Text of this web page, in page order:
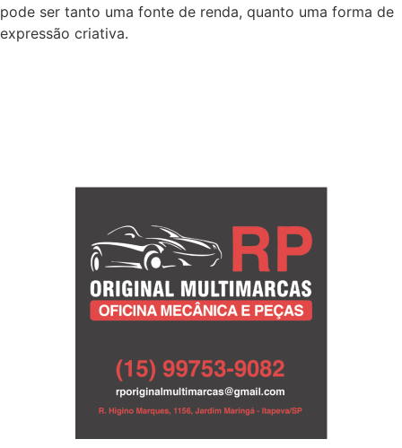
pode ser tanto uma fonte de renda, quanto uma forma de
expressão criativa.